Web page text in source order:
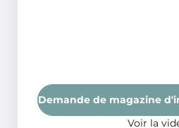
Demande de magazine
Voir la